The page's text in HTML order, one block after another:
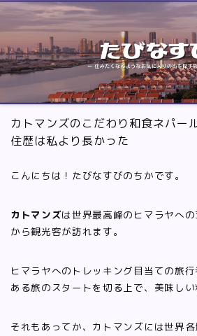
カトマンズのこだわり和食ネパー
住歴は私より長かった
こんにちは！たびなすびのちかです。
カトマンズは世界最高峰のヒマラヤへ
から観光客が訪れます。
ヒマラヤへのトレッキング目当ての旅
ある旅のスタートを切る上で、美味しい
それもあってか、カトマンズには世界